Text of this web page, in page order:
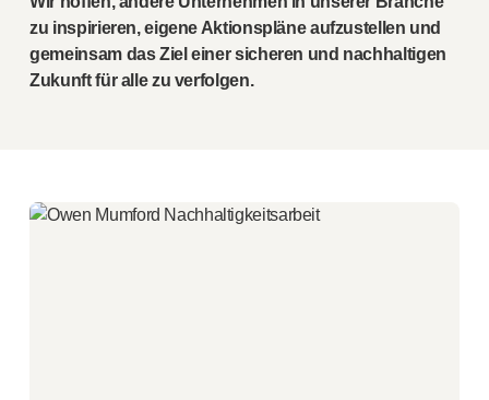
zu inspirieren, eigene Aktionspläne aufzustellen und
gemeinsam das Ziel einer sicheren und nachhaltigen
Zukunft für alle zu verfolgen.